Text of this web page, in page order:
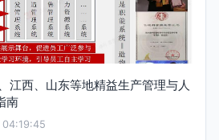
江西、山东等地精益生产管理与人
南